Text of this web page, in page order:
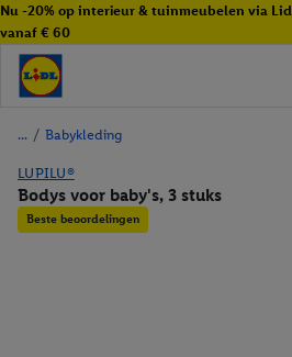
Nu -20% op interieur & tuinmeubelen via
vanaf € 60
/ Babykleding
LUPILU®
Bodys voor baby's, 3 stuks
Beste beoordelingen